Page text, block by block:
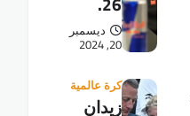
ديسمبر
20, 2024
كرة عالمية
زيدان